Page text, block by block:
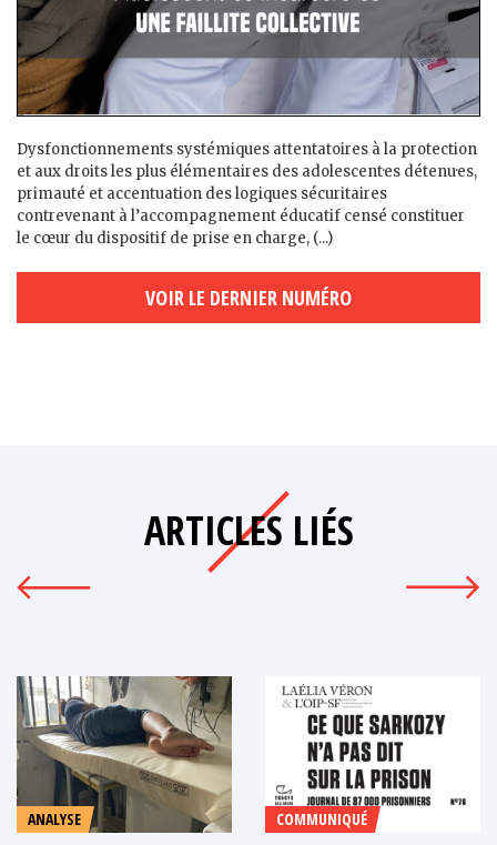
Dysfonctionnements systémiques attentatoires à la protection
et aux droits les plus élémentaires des adolescent·es détenu·es,
primauté et accentuation des logiques sécuritaires
contrevenant à l’accompagnement éducatif censé constituer
le cœur du dispositif de prise en charge, (...)
VOIR LE DERNIER NUMÉRO
ARTICLES LIÉS
ANALYSE COMMUNIQUÉ